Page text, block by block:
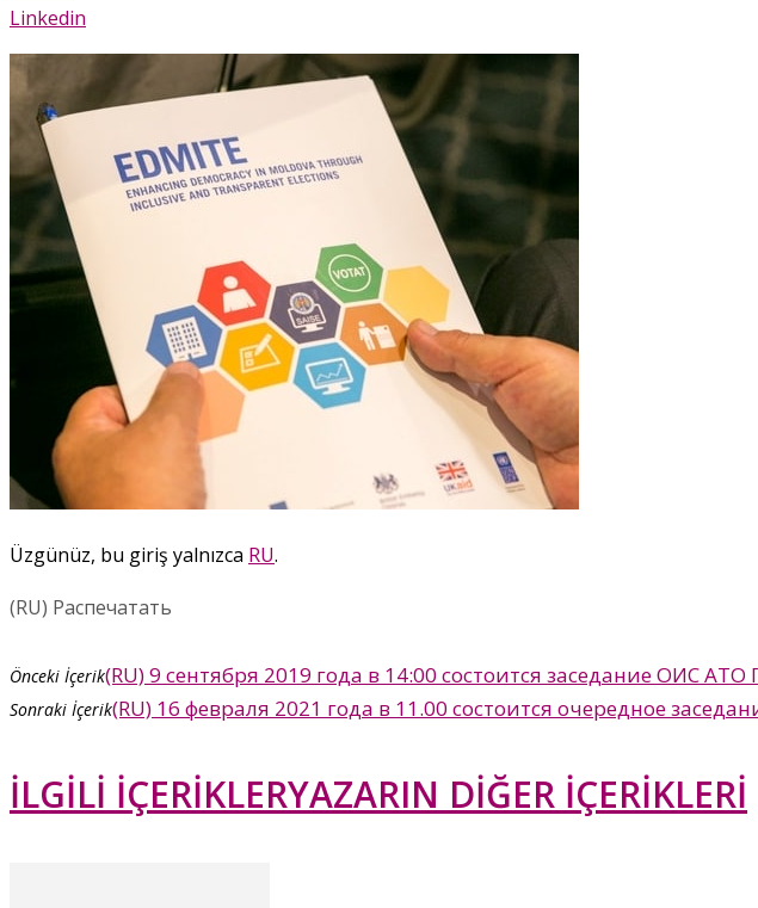
Linkedin
Üzgünüz, bu giriş yalnızca RU.
(RU) Распечатать
Önceki İçerik(RU) 9 сентября 2019 года в 14:00 состоится заседание ОИС АТО
Sonraki İçerik(RU) 16 февраля 2021 года в 11.00 состоится очередное
İLGİLİ İÇERİKLERYAZARIN DİĞER İÇERİKLERİ